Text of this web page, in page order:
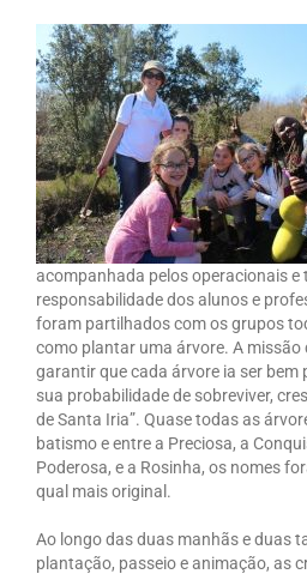
acompanhada pelos operacionais e
responsabilidade dos alunos e
foram partilhados com os grupos
como plantar uma árvore. A missão
garantir que cada árvore ia ser
sua probabilidade de sobreviver,
de Santa Iria”. Quase todas as
batismo e entre a Preciosa, a
Poderosa, e a Rosinha, os nomes
qual mais original.
Ao longo das duas manhãs e duas
plantação, passeio e animação, as